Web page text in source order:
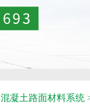
混凝土路面材料系统